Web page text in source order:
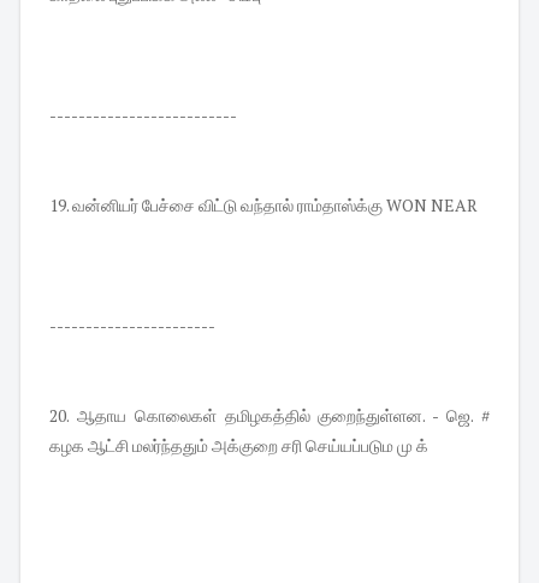
--------------------------
19. வன்னியர் பேச்சை விட்டு வந்தால் ராம்தாஸ்க்கு WON NEAR
-----------------------
20. ஆதாய கொலைகள் தமிழகத்தில் குறைந்துள்ளன. - ஜெ. #
கழக ஆட்சி மலர்ந்ததும் அக்குறை சரி செய்யப்படும மு க்